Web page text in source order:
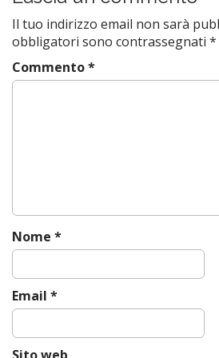
t
n
a
v
n
Il tuo indirizzo email non sarà
obbligatori sono contrassegnati *
Commento*
Nome *
Email *